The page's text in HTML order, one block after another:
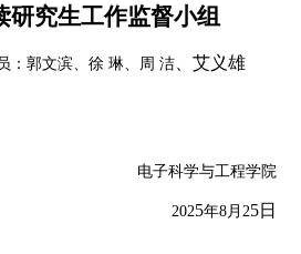
研究生工作监督小组
：郭文滨、徐 琳、周 洁 、艾义雄
电子科学与工程学院
2025年8月25日